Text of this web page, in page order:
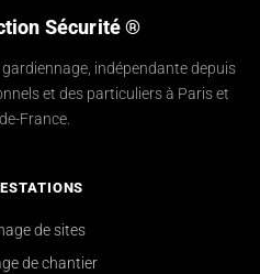
Sécurité ®
indépendante depuis
et des particuliers à Paris et
France.
de sites
de chantier